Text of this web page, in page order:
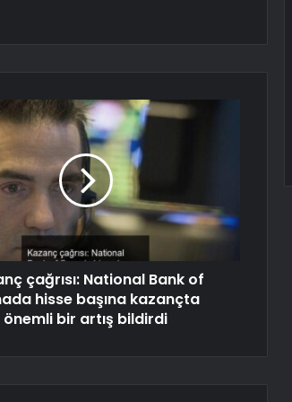
çağrısı: National Bank of
hisse başına kazançta
önemli bir artış bildirdi